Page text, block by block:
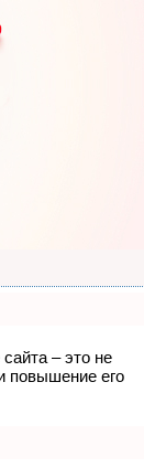
– это не
повышение его